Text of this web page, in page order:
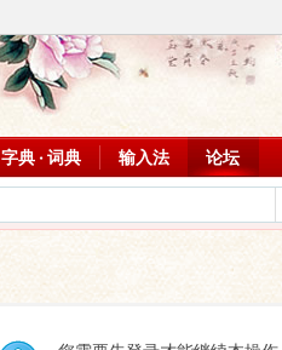
字典 · 词典 输入法 论坛